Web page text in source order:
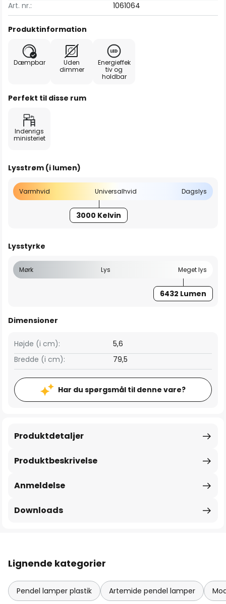
Art. nr.:
1061064
Produktinformation
Dæmpbar
Uden
dimmer
Energieffek
tiv og
holdbar
Perfekt til disse rum
Indenrigs
ministeriet
Lysstrøm (i lumen)
Varmhvid Universalhvid Dagslys
3000 Kelvin
Lysstyrke
Mørk Lys Meget lys
6432 Lumen
Dimensioner
Bredde (i cm): 79,5
Højde (i cm): 5,6
Har du spørgsmål til denne vare?
Produktbeskrivelse
Produktdetaljer
Anmeldelse
Downloads
Lignende kategorier
Pendel lamper plastik Artemide pendel lamper